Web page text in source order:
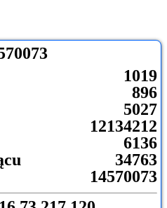
70073
1019
896
5027
12134212
6136
34763
14570073